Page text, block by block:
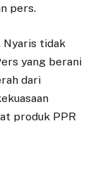
pers.
tidak
yang berani
dari
produk PPR